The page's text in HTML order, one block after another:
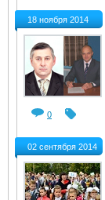
18 ноября 2014
0
02 сентября 2014